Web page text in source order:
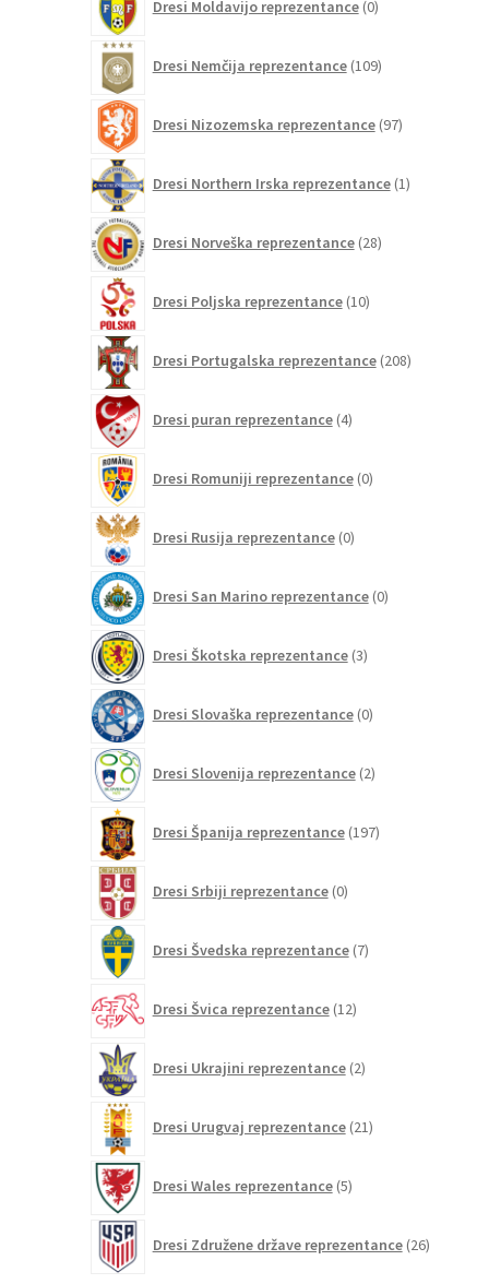
Dresi Moldavijo reprezentance 0izdelkov
Dresi Nemčija reprezentance 109izdelkov
Dresi Nizozemska reprezentance 97izdelkov
Dresi Northern Irska reprezentance 1izdelek
Dresi Norveška reprezentance 28izdelkov
Dresi Poljska reprezentance 10izdelkov
Dresi Portugalska reprezentance 208izdelkov
Dresi puran reprezentance 4izdelki
Dresi Romuniji reprezentance 0izdelkov
Dresi Rusija reprezentance 0izdelkov
Dresi San Marino reprezentance 0izdelkov
Dresi Škotska reprezentance 3izdelki
Dresi Slovaška reprezentance 0izdelkov
Dresi Slovenija reprezentance 2izdelka
Dresi Španija reprezentance 197izdelkov
Dresi Srbiji reprezentance 0izdelkov
Dresi Švedska reprezentance 7izdelkov
Dresi Švica reprezentance 12izdelkov
Dresi Ukrajini reprezentance 2izdelka
Dresi Urugvaj reprezentance 21izdelkov
Dresi Wales reprezentance 5izdelkov
Dresi Združene države reprezentance 26izdelkov